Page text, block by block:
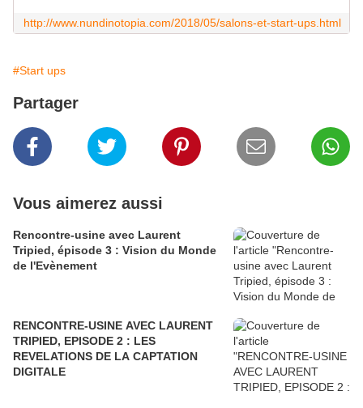
http://www.nundinotopia.com/2018/05/salons-et-start-ups.html
#Start ups
Partager
Vous aimerez aussi
Rencontre-usine avec Laurent
Tripied, épisode 3 : Vision du Monde
de l'Evènement
RENCONTRE-USINE AVEC LAURENT
TRIPIED, EPISODE 2 : LES
REVELATIONS DE LA CAPTATION
DIGITALE